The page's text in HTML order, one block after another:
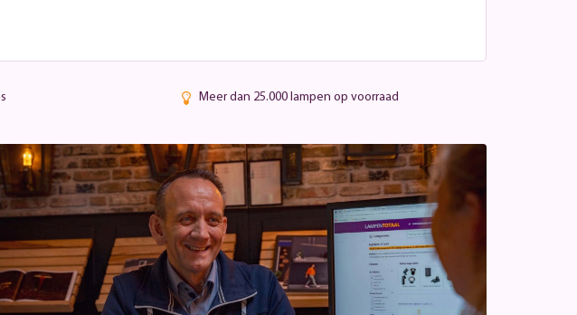
Meer dan 25.000 lampen op voorraad